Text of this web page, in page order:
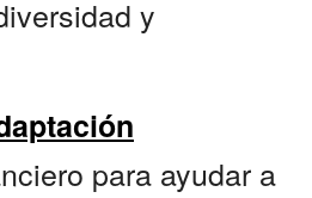
y
para ayudar a